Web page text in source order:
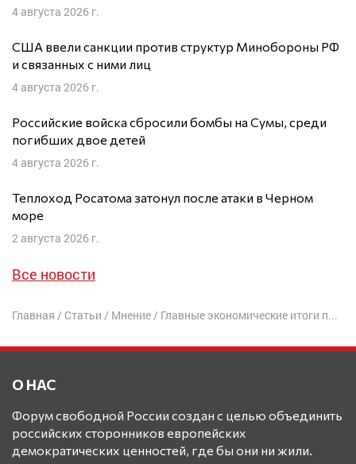
4 августа 2026 г.
США ввели санкции против структур Минобороны РФ
и связанных с ними лиц
4 августа 2026 г.
Российские войска сбросили бомбы на Сумы, среди
погибших двое детей
4 августа 2026 г.
Теплоход Росатома затонул после атаки в Черном
море
2 августа 2026 г.
Все новости
Главная / Статьи / Мнение/ Главные экономические итоги последнего военного десятилетия
О НАС
Форум свободной России создан с целью объединить
российских сторонников европейских
демократических ценностей, где бы они ни жили.